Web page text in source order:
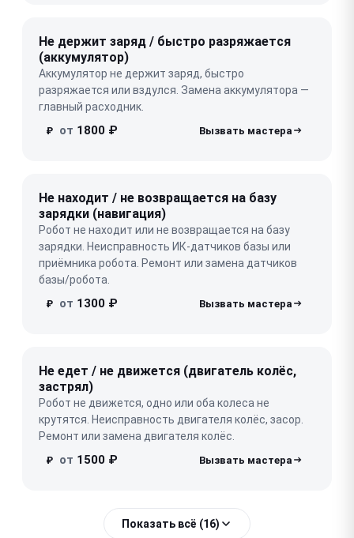
Не держит заряд / быстро разряжается
(аккумулятор)
Аккумулятор не держит заряд, быстро
разряжается или вздулся. Замена аккумулятора —
главный расходник.
₽ от 1800 ₽
Не находит / не возвращается на базу
зарядки (навигация)
Робот не находит или не возвращается на базу
зарядки. Неисправность ИК-датчиков базы или
приёмника робота. Ремонт или замена датчиков
базы/робота.
₽ от 1300 ₽
Не едет / не движется (двигатель колёс,
застрял)
Робот не движется, одно или оба колеса не
крутятся. Неисправность двигателя колёс, засор.
Ремонт или замена двигателя колёс.
₽ от 1500 ₽
Показать всё (16)